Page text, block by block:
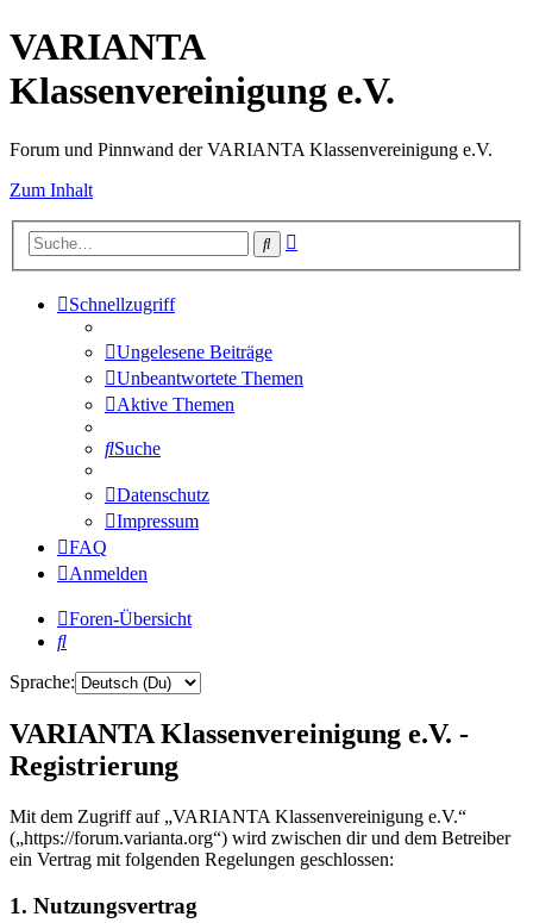
VARIANTA
Klassenvereinigung e.V.
Forum und Pinnwand der VARIANTA Klassenvereinigung e.V.
Zum Inhalt
Suche
Schnellzugriff
Ungelesene Beiträge
Unbeantwortete Themen
Aktive Themen
Suche
Datenschutz
Impressum
FAQ
Anmelden
Foren-Übersicht
Suche
Sprache:
VARIANTA Klassenvereinigung e.V. -
Registrierung
Mit dem Zugriff auf „VARIANTA Klassenvereinigung e.V.“
(„https://forum.varianta.org“) wird zwischen dir und dem Betreiber
ein Vertrag mit folgenden Regelungen geschlossen:
1. Nutzungsvertrag